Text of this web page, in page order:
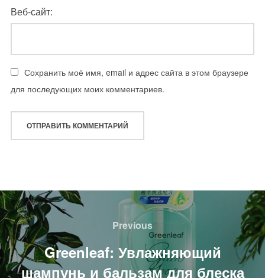
Веб-сайт:
Сохранить моё имя, email и адрес сайта в этом браузере
для последующих моих комментариев.
Навигация
по
записям
Previous
Previous
Greenleaf: Увлажняющий
шампунь и бальзам для блеска